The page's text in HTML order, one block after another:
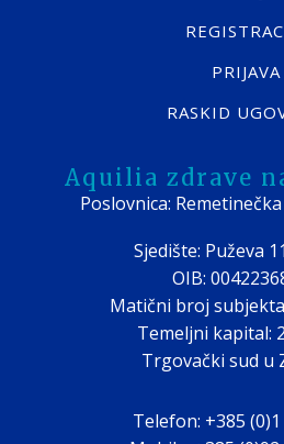
PRIJAVA
RASKID
Aquilia zdrave
Poslovnica:
Sjedište: Puževa
OIB:
Matični broj
Temeljni kapital:
Trgovački sud u
Telefon: +385